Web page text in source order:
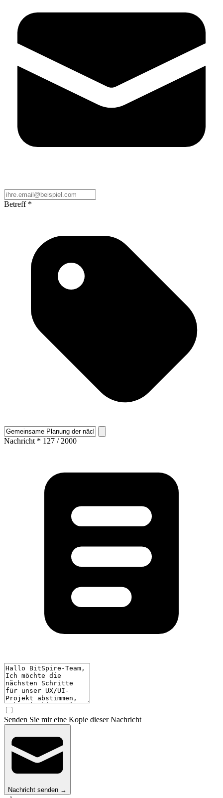
Betreff *
Nachricht * 127 / 2000
Senden Sie mir eine Kopie dieser Nachricht
Nachricht senden →